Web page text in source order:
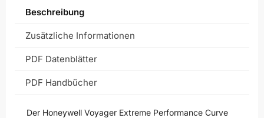
Beschreibung
Zusätzliche Informationen
PDF Datenblätter
PDF Handbücher
Der Honeywell Voyager Extreme Performance Curve